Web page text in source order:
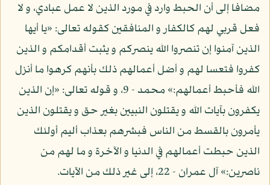
مضافا إلى أن الحبط وارد في مورد الذين لا عمل عبادي، و لا
فعل قربي لهم كالكفار و المنافقين كقوله تعالى: «يا أيها
الذين آمنوا إن تنصروا الله ينصركم و يثبت أقدامكم و الذين
كفروا فتعسا لهم و أضل أعمالهم ذلك بأنهم كرهوا ما أنزل
الله فأحبط أعمالهم:» محمد - 9، و قوله تعالى: «إن الذين
يكفرون بآيات الله و يقتلون النبيين بغير حق و يقتلون الذين
يأمرون بالقسط من الناس فبشرهم بعذاب أليم أولئك
الذين حبطت أعمالهم في الدنيا و الآخرة و ما لهم من
ناصرين:» آل عمران - 22، إلى غير ذلك من الآيات.